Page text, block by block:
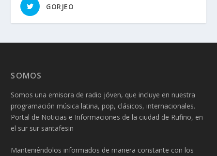
GORJEO
SOMOS
Somos una emisora de radio jóven, que incluye en nuestra
programación música latina, pop, clásicos, internacionales.
Portal de Noticias e Informaciones de la ciudad de Rufino, en
el sur sur santafesin
Manteniéndolos informados de manera constante con los